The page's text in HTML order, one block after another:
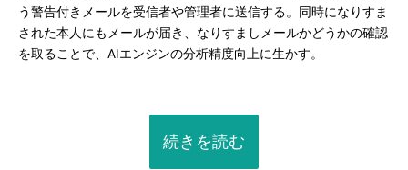
う警告付きメールを受信者や管理者に送信する。同時になりすま
された本人にもメールが届き、なりすましメールかどうかの確認
を取ることで、AIエンジンの分析精度向上に生かす。
続きを読む